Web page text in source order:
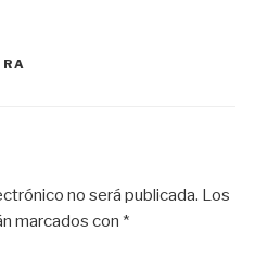
no será publicada. Los
marcados con *